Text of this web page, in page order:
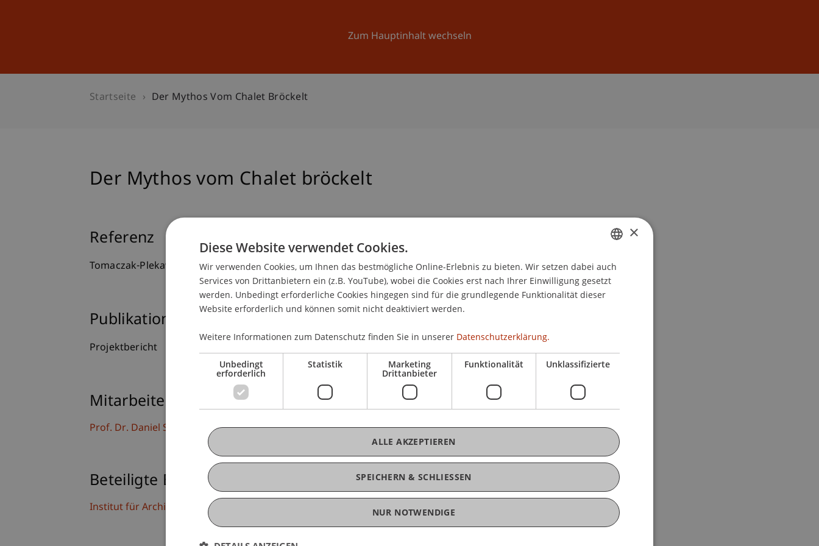
Zum Hauptinhalt wechseln
Universität Aktuelles
Startseite Der Mythos Vom Chalet Bröckelt
Der Mythos vom Chalet bröckelt
Referenz
Tomaczak-Plekawa, A. m. (2016).Der Mythos vom Chalet bröckelt.
Publikationsart
Projektbericht
Mitarbeitende
Prof. Dr. Daniel Stockhammer
Beteiligte Einrichtungen
Institut für Architektur und Raumentwicklung
GERMAN
ENGLISH
×
Diese Website verwendet Cookies.
Wir verwenden Cookies, um Ihnen das bestmögliche Online-Erlebnis zu bieten. Wir setzen dabei auch
Services von Drittanbietern ein (z.B. YouTube), wobei die Cookies erst nach Ihrer Einwilligung gesetzt
werden. Unbedingt erforderliche Cookies hingegen sind für die grundlegende Funktionalität dieser
Website erforderlich und können somit nicht deaktiviert werden.
Weitere Informationen zum Datenschutz finden Sie in unserer Datenschutzerklärung.
Unbedingt
erforderlich
Statistik Marketing
Drittanbieter
Funktionalität Unklassifizierte
SPEICHERN & SCHLIESSEN
ALLE AKZEPTIEREN
NUR NOTWENDIGE